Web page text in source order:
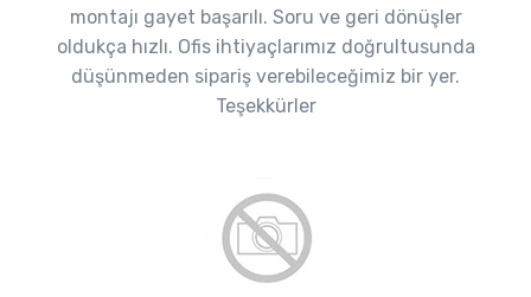
montajı gayet başarılı. Soru ve geri dönüşler
oldukça hızlı. Ofis ihtiyaçlarımız doğrultusunda
düşünmeden sipariş verebileceğimiz bir yer.
Teşekkürler